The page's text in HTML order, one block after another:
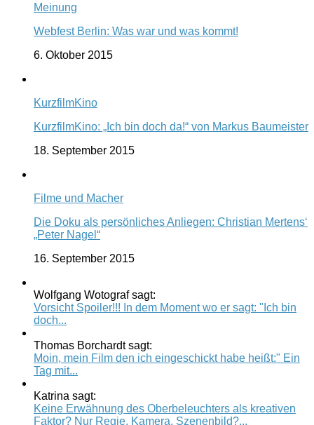
Meinung
Webfest Berlin: Was war und was kommt!
6. Oktober 2015
KurzfilmKino
KurzfilmKino: „Ich bin doch da!“ von Markus Baumeister
18. September 2015
Filme und Macher
Die Doku als persönliches Anliegen: Christian Mertens‘
„Peter Nagel“
16. September 2015
Wolfgang Wotograf sagt:
Vorsicht Spoiler!!! In dem Moment wo er sagt: "Ich bin
doch...
Thomas Borchardt sagt:
Moin, mein Film den ich eingeschickt habe heißt:" Ein
Tag mit...
Katrina sagt:
Keine Erwähnung des Oberbeleuchters als kreativen
Faktor? Nur Regie, Kamera, Szenenbild?...